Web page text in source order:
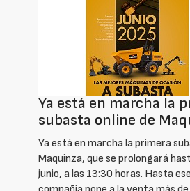
Ya está en marcha la
subasta online de
Ya está en marcha la primera
Maquinza, que se prolongará
junio, a las 13:30 horas. Hasta